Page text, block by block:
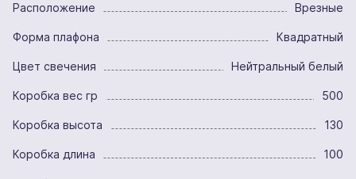
Расположение Врезные
Форма плафона Квадратный
Цвет свечения Нейтральный белый
Коробка вес гр 500
Коробка высота 130
Коробка длина 100